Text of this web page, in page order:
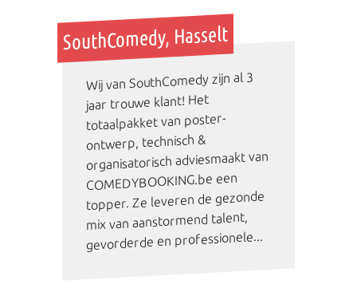
SouthComedy, Hasselt
Wij van SouthComedy zijn al 3
jaar trouwe klant! Het
totaalpakket van poster-
ontwerp, technisch &
organisatorisch adviesmaakt van
COMEDYBOOKING.be een
topper. Ze leveren de gezonde
mix van aanstormend talent,
gevorderde en professionele...